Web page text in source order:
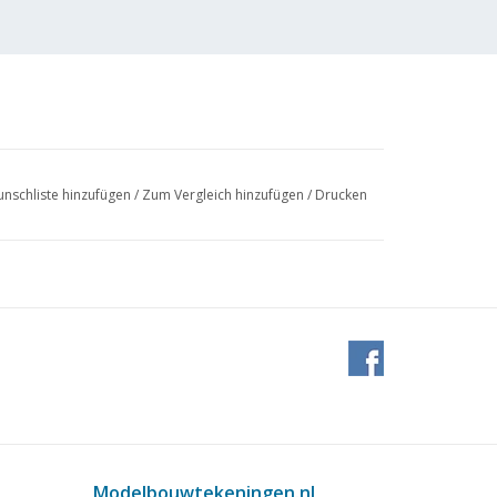
hinzufügen / Zum Vergleich hinzufügen / Drucken